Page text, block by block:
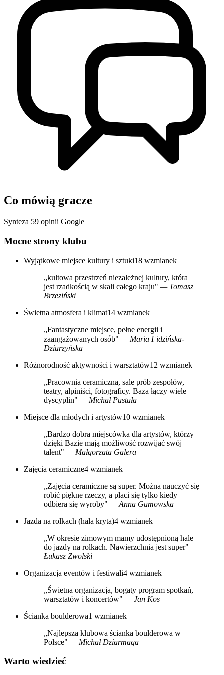
Co mówią gracze
Synteza 59 opinii Google
Mocne strony klubu
Wyjątkowe miejsce kultury i sztuki18 wzmianek
„kultowa przestrzeń niezależnej kultury, która
jest rzadkością w skali całego kraju" — Tomasz
Brzeziński
Świetna atmosfera i klimat14 wzmianek
„Fantastyczne miejsce, pełne energii i
zaangażowanych osób" — Maria Fidzińska-
Dziurzyńska
Różnorodność aktywności i warsztatów12 wzmianek
„Pracownia ceramiczna, sale prób zespołów,
teatry, alpiniści, fotograficy. Baza łączy wiele
dyscyplin" — Michał Pustuła
Miejsce dla młodych i artystów10 wzmianek
„Bardzo dobra miejscówka dla artystów, którzy
dzięki Bazie mają możliwość rozwijać swój
talent" — Małgorzata Galera
Zajęcia ceramiczne4 wzmianek
„Zajęcia ceramiczne są super. Można nauczyć się
robić piękne rzeczy, a płaci się tylko kiedy
odbiera się wyroby" — Anna Gumowska
Jazda na rolkach (hala kryta)4 wzmianek
„W okresie zimowym mamy udostępnioną hale
do jazdy na rolkach. Nawierzchnia jest super" —
Łukasz Zwolski
Organizacja eventów i festiwali4 wzmianek
„Świetna organizacja, bogaty program spotkań,
warsztatów i koncertów" — Jan Kos
Ścianka boulderowa1 wzmianek
„Najlepsza klubowa ścianka boulderowa w
Polsce" — Michał Dziarmaga
Warto wiedzieć